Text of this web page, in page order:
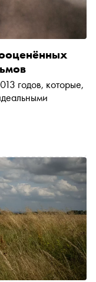
годов, которые,